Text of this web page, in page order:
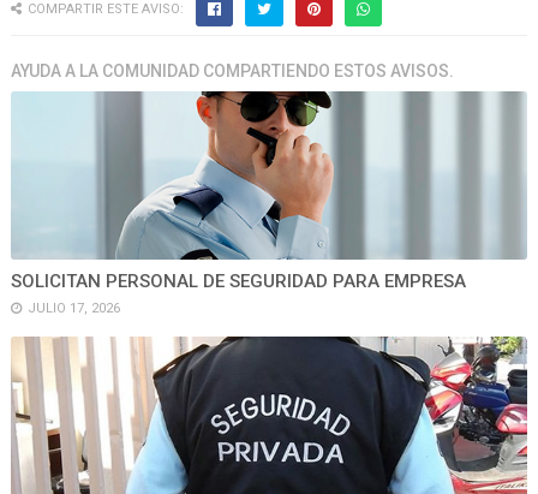
COMPARTIR ESTE AVISO:
AYUDA A LA COMUNIDAD COMPARTIENDO ESTOS AVISOS.
SOLICITAN PERSONAL DE SEGURIDAD PARA EMPRESA
JULIO 17, 2026